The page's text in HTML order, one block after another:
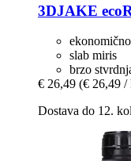
3DJAKE
ekonomično
slab miris
brzo
€ 26,49 (€ 26,49 /
Dostava do 12.